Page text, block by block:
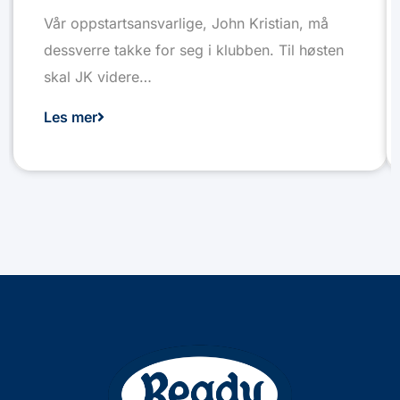
Vår oppstartsansvarlige, John Kristian, må
dessverre takke for seg i klubben. Til høsten
skal JK videre…
Les mer